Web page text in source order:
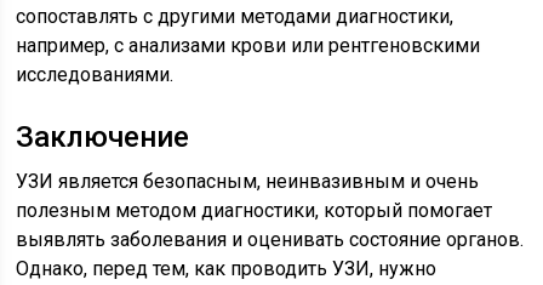
сопоставлять с другими методами диагностики,
например, с анализами крови или рентгеновскими
исследованиями.
Заключение
УЗИ является безопасным, неинвазивным и очень
полезным методом диагностики, который помогает
выявлять заболевания и оценивать состояние органов.
Однако, перед тем, как проводить УЗИ, нужно